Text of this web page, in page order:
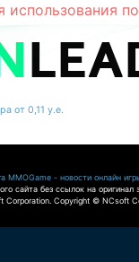
использования
от 0,11 у.е.
MMOGame - новости онлайн
сайта без ссылок на оригинал
Corporation. Copyright © NCsoft